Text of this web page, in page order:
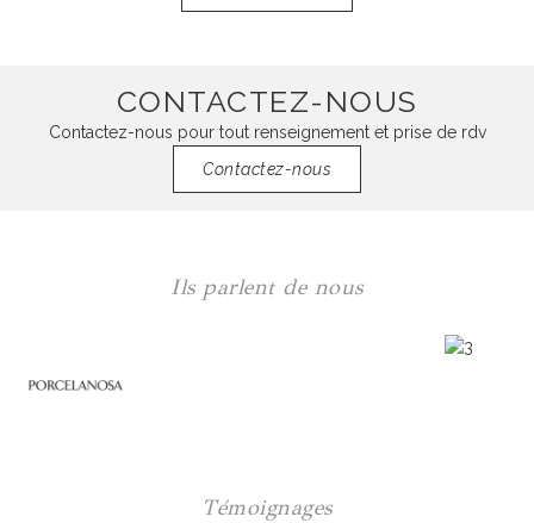
CONTACTEZ-NOUS
Contactez-nous pour tout renseignement et prise de rdv
Contactez-nous
Ils parlent de nous
Témoignages